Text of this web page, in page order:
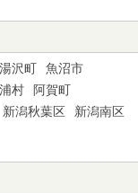
湯沢町
魚沼市
村
阿賀町
新潟秋葉区
新潟南区